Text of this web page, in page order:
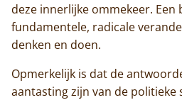
Home
De abdij
deze innerlijke ommekeer. Een
fundamentele, radicale
denken en doen.
Opmerkelijk is dat de
aantasting zijn van de politieke